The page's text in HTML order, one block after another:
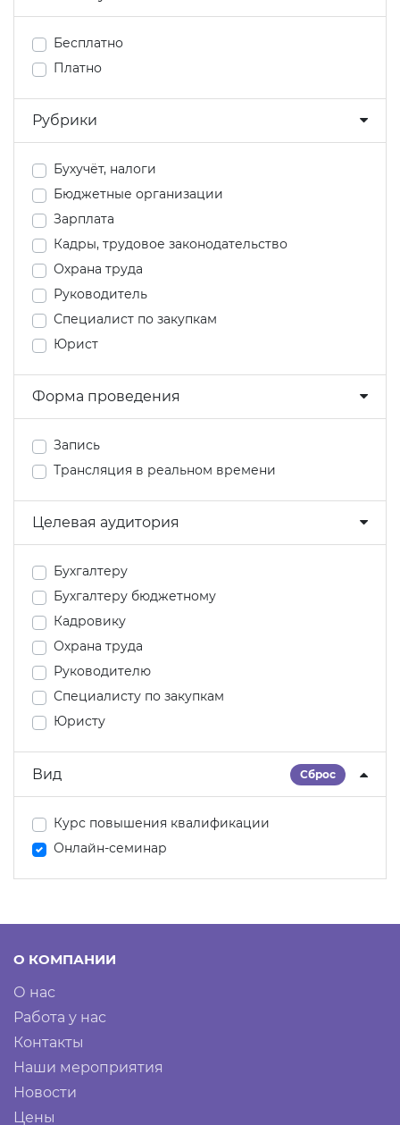
Бесплатно
Платно
Рубрики
Бухучёт, налоги
Бюджетные организации
Зарплата
Кадры, трудовое законодательство
Охрана труда
Руководитель
Специалист по закупкам
Юрист
Форма проведения
Запись
Трансляция в реальном времени
Целевая аудитория
Бухгалтеру
Бухгалтеру бюджетному
Кадровику
Охрана труда
Руководителю
Специалисту по закупкам
Юристу
Вид Сброс
Курс повышения квалификации
Онлайн-семинар
О КОМПАНИИ
О нас
Работа у нас
Контакты
Наши мероприятия
Новости
Цены